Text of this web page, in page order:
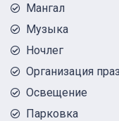
Мангал
Музыка
Ночлег
Организация
Освещение
Парковка